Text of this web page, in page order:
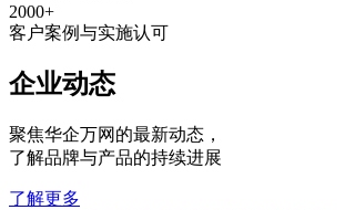
2000+
客户案例与实施认可
企业动态
聚焦华企万网的最新动态 ，
了解品牌与产品的持续进展
了解更多